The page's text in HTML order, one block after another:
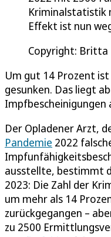
Kriminalstatistik
Effekt ist nun
Copyright: Britta
Um gut 14 Prozent ist
gesunken. Das liegt
Impfbescheinigungen
Der Opladener Arzt,
Pandemie 2022
ausstellte, bestimmt
2023: Die Zahl der
um mehr als 14
zurückgegangen –
zu 2500